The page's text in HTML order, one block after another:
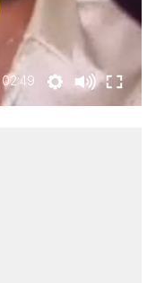
02:49